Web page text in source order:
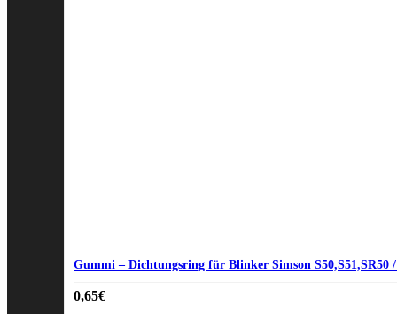
Gummi – Dichtungsring für Blinker Simson S50,S51,SR50
0,65€